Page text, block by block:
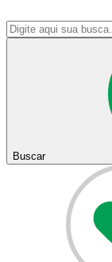
Buscar